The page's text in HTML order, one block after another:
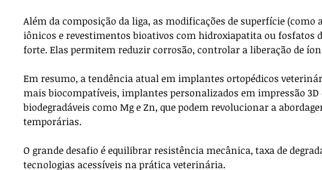
Além da composição da liga, as modificações de superfície
iônicos e revestimentos bioativos com hidroxiapatita ou fosfatos
forte. Elas permitem reduzir corrosão, controlar a liberação de
Em resumo, a tendência atual em implantes ortopédicos
mais biocompatíveis, implantes personalizados em impressão 3D
biodegradáveis como Mg e Zn, que podem revolucionar a
temporárias.
O grande desafio é equilibrar resistência mecânica, taxa de
tecnologias acessíveis na prática veterinária.